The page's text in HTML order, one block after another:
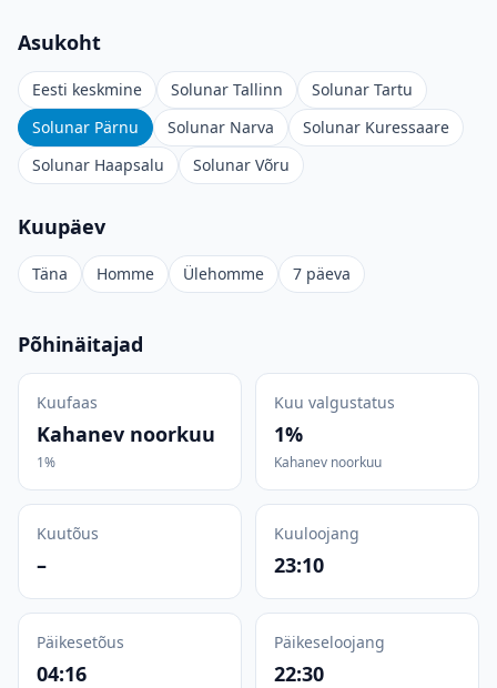
Asukoht
Eesti keskmine Solunar Tallinn
Solunar Tartu
Solunar Pärnu
Solunar Narva
Solunar Kuressaare
Solunar Haapsalu
Solunar Võru
Kuupäev
Täna Homme Ülehomme 7 päeva
Põhinäitajad
Kuufaas
Kahanev noorkuu
1%
Kuu valgustatus
1%
Kahanev noorkuu
Kuutõus
–
Kuuloojang
23:10
Päikesetõus
04:16
Päikeseloojang
22:30